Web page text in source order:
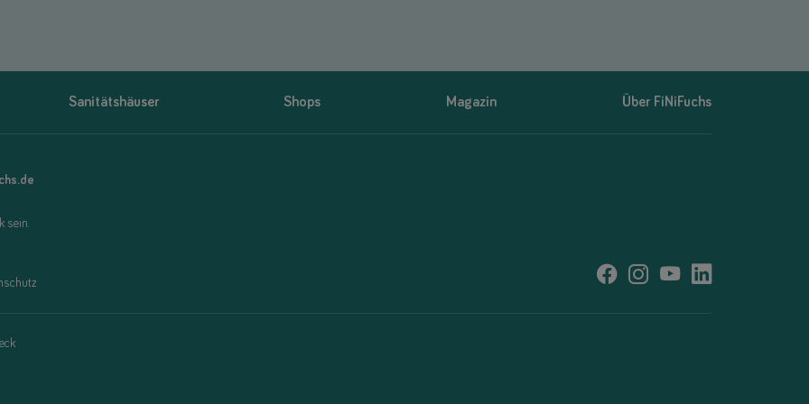
Sanitätshäuser Shops Magazin Über FiNiFuchs
sein.